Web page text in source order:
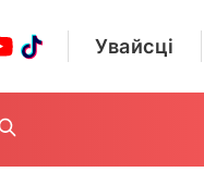
Увайсці